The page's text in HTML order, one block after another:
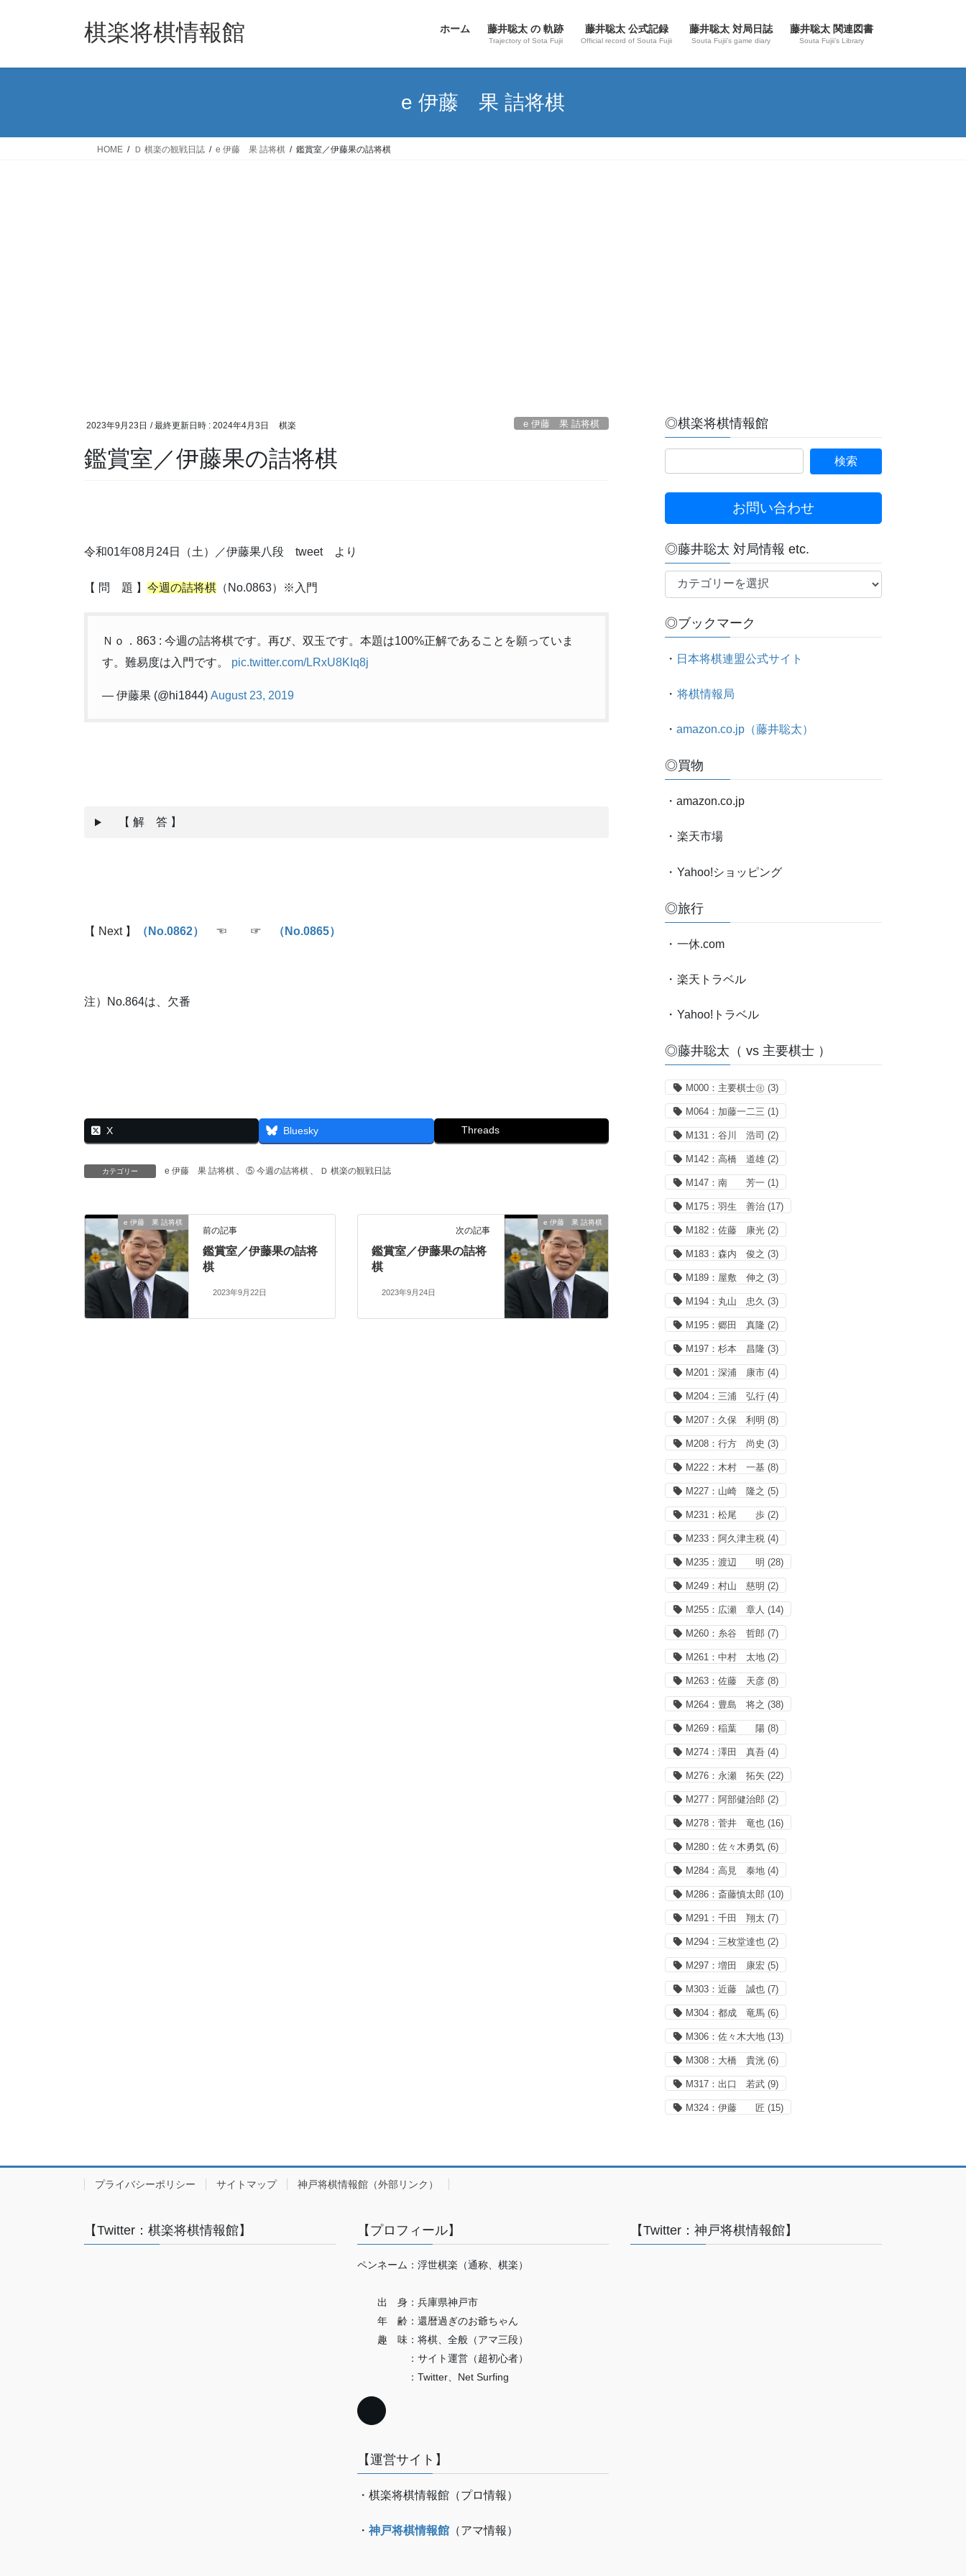
棋楽将棋情報館 ホーム 藤井聡太 の 軌跡
Trajectory of Sota Fujii
藤井聡太 公式記録
Official record of Souta Fujii
藤井聡太 対局日誌
Souta Fujii’s game diary
藤井聡太 関連図書
Souta Fujii’s Library
e 伊藤 果 詰将棋
HOME Ｄ 棋楽の観戦日誌 e 伊藤 果 詰将棋 鑑賞室／伊藤果の詰将棋
2023年9月23日 / 最終更新日時 : 2024年4月3日 棋楽 e 伊藤 果 詰将棋
鑑賞室／伊藤果の詰将棋
令和01年08月24日（土）／伊藤果八段 tweet より
【 問 題 】 今週の詰将棋 （No.0863）※入門
Ｎｏ．863 : 今週の詰将棋です。再び、双玉です。本題は100%正解であることを願っていま
す。難易度は入門です。 pic.twitter.com/LRxU8KIq8j
— 伊藤果 (@hi1844) August 23, 2019
【 解 答 】
【 Next 】 （No.0862） ☜ ☞ （No.0865）
注）No.864は、欠番
X Bluesky Threads
カテゴリー e 伊藤 果 詰将棋 ⑤ 今週の詰将棋 Ｄ 棋楽の観戦日誌
e 伊藤 果 詰将棋
前の記事
鑑賞室／伊藤果の詰将
棋
2023年9月22日
e 伊藤 果 詰将棋
次の記事
鑑賞室／伊藤果の詰将
棋
2023年9月24日
◎棋楽将棋情報館
お問い合わせ
◎藤井聡太 対局情報 etc.
藤
聡
情
etc.
◎ブックマーク
・ 日本将棋連盟公式サイト
・ 将棋情報局
・amazon.co.jp（藤井聡太）
◎買物
・amazon.co.jp
・ 楽天市場
・ Yahoo!ショッピング
◎旅行
・ 一休.com
・ 楽天トラベル
・ Yahoo!トラベル
◎藤井聡太（ vs 主要棋士 ）
M000：主要棋士㊟ (3)
M064：加藤一二三 (1)
M131：谷川 浩司 (2)
M142：高橋 道雄 (2)
M147：南 芳一 (1)
M175：羽生 善治 (17)
M182：佐藤 康光 (2)
M183：森内 俊之 (3)
M189：屋敷 伸之 (3)
M194：丸山 忠久 (3)
M195：郷田 真隆 (2)
M197：杉本 昌隆 (3)
M201：深浦 康市 (4)
M204：三浦 弘行 (4)
M207：久保 利明 (8)
M208：行方 尚史 (3)
M222：木村 一基 (8)
M227：山崎 隆之 (5)
M231：松尾 歩 (2)
M233：阿久津主税 (4)
M235：渡辺 明 (28)
M249：村山 慈明 (2)
M255：広瀬 章人 (14)
M260：糸谷 哲郎 (7)
M261：中村 太地 (2)
M263：佐藤 天彦 (8)
M264：豊島 将之 (38)
M269：稲葉 陽 (8)
M274：澤田 真吾 (4)
M276：永瀬 拓矢 (22)
M277：阿部健治郎 (2)
M278：菅井 竜也 (16)
M280：佐々木勇気 (6)
M284：高見 泰地 (4)
M286：斎藤慎太郎 (10)
M291：千田 翔太 (7)
M294：三枚堂達也 (2)
M297：増田 康宏 (5)
M303：近藤 誠也 (7)
M304：都成 竜馬 (6)
M306：佐々木大地 (13)
M308：大橋 貴洸 (6)
M317：出口 若武 (9)
M324：伊藤 匠 (15)
プライバシーポリシー サイトマップ 神戸将棋情報館（外部リンク）
【Twitter：棋楽将棋情報館】 【プロフィール】
ペンネーム：浮世棋楽（通称、棋楽）
出 身：兵庫県神戸市
年 齢：還暦過ぎのお爺ちゃん
趣 味：将棋、全般（アマ三段）
：サイト運営（超初心者）
：Twitter、Net Surfing
【運営サイト】
・棋楽将棋情報館（プロ情報）
・ 神戸将棋情報館 （アマ情報）
【Twitter：神戸将棋情報館】